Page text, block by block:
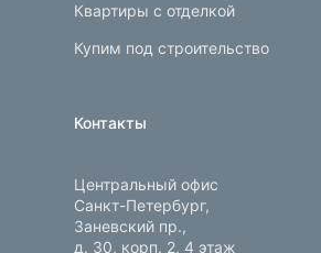
Квартиры с отделкой
Купим под строительство
Контакты
Центральный офис
Санкт-Петербург,
Заневский пр.,
д. 30, корп. 2, 4 этаж